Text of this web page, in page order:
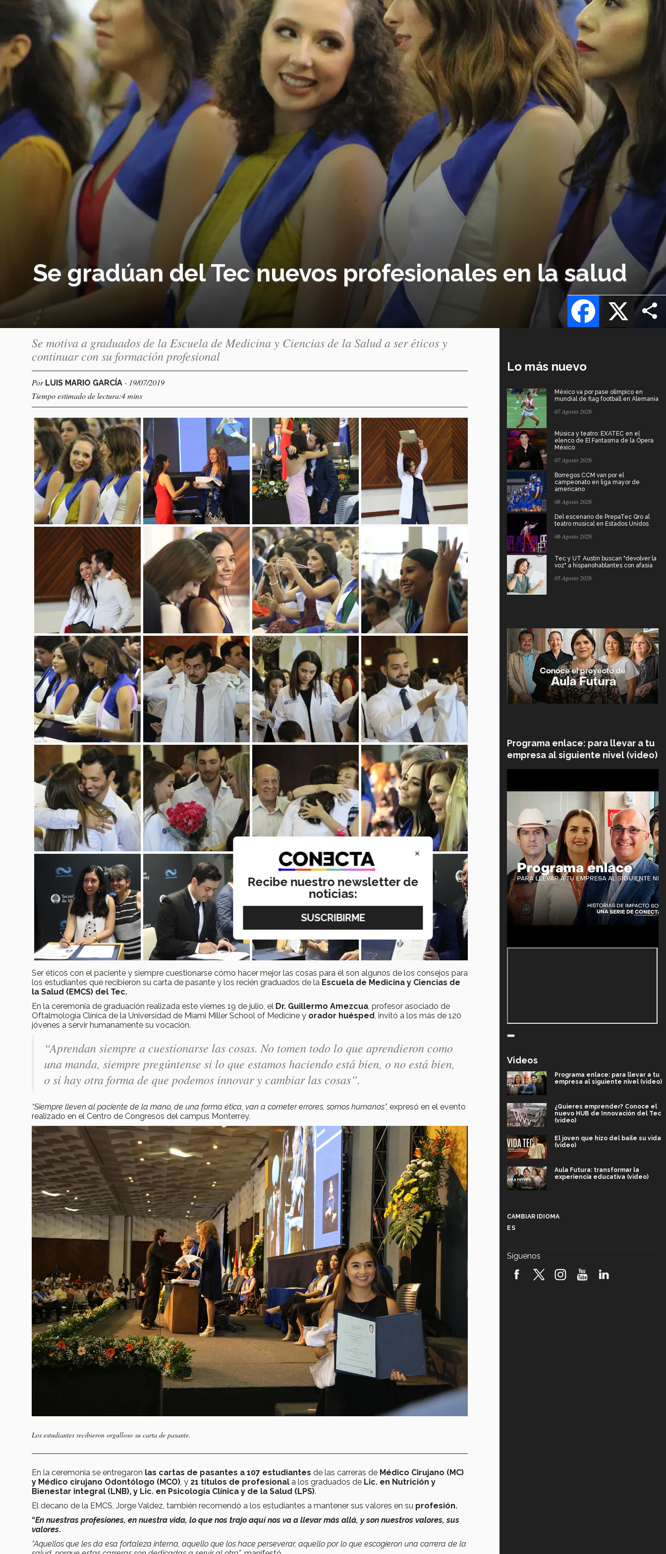
Se gradúan del Tec nuevos profesionales en la salud
X
Facebook
Se motiva a graduados de la Escuela de Medicina y Ciencias de la Salud a ser éticos y
continuar con su formación profesional
Por LUIS MARIO GARCÍA - 19/07/2019
Tiempo estimado de lectura:4 mins
Ser éticos con el paciente y siempre cuestionarse cómo hacer mejor las cosas para él son algunos de los consejos para
los estudiantes que recibieron su carta de pasante y los recién graduados de la Escuela de Medicina y Ciencias de
la Salud (EMCS) del Tec.
En la ceremonia de graduación realizada este viernes 19 de julio, el Dr. Guillermo Amezcua , profesor asociado de
Oftalmología Clínica de la Universidad de Miami Miller School of Medicine y orador huésped , invitó a los más de 120
jóvenes a servir humanamente su vocación.
“Aprendan siempre a cuestionarse las cosas. No tomen todo lo que aprendieron como
una manda, siempre pregúntense si lo que estamos haciendo está bien, o no está bien,
o si hay otra forma de que podemos innovar y cambiar las cosas”.
“Siempre lleven al paciente de la mano, de una forma ética, van a cometer errores, somos humanos”, expresó en el evento
realizado en el Centro de Congresos del campus Monterrey.
Los estudiantes recibieron orgulloso su carta de pasante.
En la ceremonia se entregaron las cartas de pasantes a 107 estudiantes de las carreras de Médico Cirujano (MC)
y Médico cirujano Odontólogo (MCO), y 21 títulos de profesional a los graduados de Lic. en Nutrición y
Bienestar integral (LNB), y Lic. en Psicología Clínica y de la Salud (LPS).
El decano de la EMCS, Jorge Valdez, también recomendó a los estudiantes a mantener sus valores en su profesión.
“En nuestras profesiones, en nuestra vida, lo que nos trajo aquí nos va a llevar más allá, y son nuestros valores, sus
valores.
“Aquellos que les da esa fortaleza interna, aquello que los hace perseverar, aquello por lo que escogieron una carrera de la
Lo más nuevo
México va por pase olímpico en
mundial de flag football en Alemania
07 Agosto 2026
Música y teatro: EXATEC en el
elenco de El Fantasma de la Ópera
México
07 Agosto 2026
Borregos CCM van por el
campeonato en liga mayor de
americano
06 Agosto 2026
Del escenario de PrepaTec Qro al
teatro musical en Estados Unidos
06 Agosto 2026
Tec y UT Austin buscan "devolver la
voz" a hispanohablantes con afasia
05 Agosto 2026
Programa enlace: para llevar a tu
empresa al siguiente nivel (video)
Videos
Programa enlace: para llevar a tu
empresa al siguiente nivel (video)
¿Quieres emprender? Conoce el
nuevo HUB de Innovación del Tec
(video)
El joven que hizo del baile su vida
(video)
Aula Futura: transformar la
experiencia educativa (video)
robótica FIRST 2026! (video)
CAMBIAR IDIOMA
ES
Síguenos
×
Recibe nuestro newsletter de
noticias: